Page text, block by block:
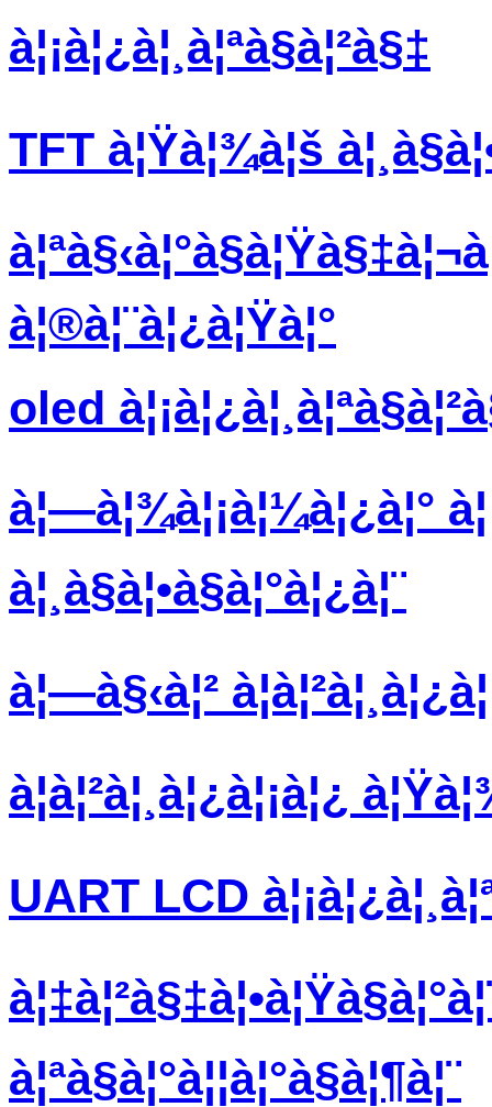
à¦¡à¦¿à¦¸à¦ªà§à¦²à§‡
TFT à¦Ÿà¦¾à¦š
à¦®à¦¨à¦¿à¦Ÿà¦°
oled
à¦—à¦¾à¦¡à¦¼à¦¿à¦°
à¦¸à§à¦•à§à¦°à¦¿à¦¨
à¦—à§‹à¦²
à¦à¦²à¦¸à¦¿à¦¡à¦¿
UART LCD
à¦ªà§à¦°à¦¦à¦°à§à¦¶à¦¨